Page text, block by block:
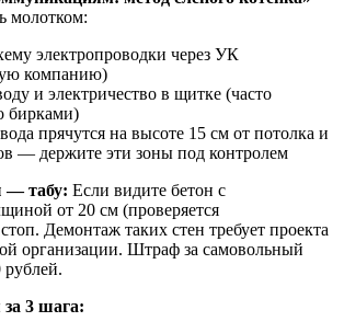
молотком:
электропроводки через УК
компанию)
и электричество в щитке (часто
бирками)
прячутся на высоте 15 см от потолка и
— держите эти зоны под контролем
— табу: Если видите бетон с
от 20 см (проверяется
Демонтаж таких стен требует проекта
организации. Штраф за самовольный
3 шага: